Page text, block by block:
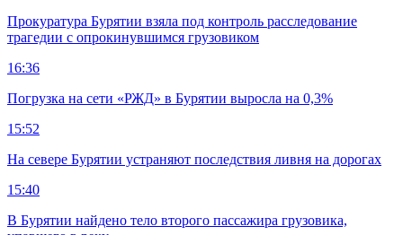
Прокуратура Бурятии взяла под контроль расследование
трагедии с опрокинувшимся грузовиком
16:36
Погрузка на сети «РЖД» в Бурятии выросла на 0,3%
15:52
На севере Бурятии устраняют последствия ливня на дорогах
15:40
В Бурятии найдено тело второго пассажира грузовика,